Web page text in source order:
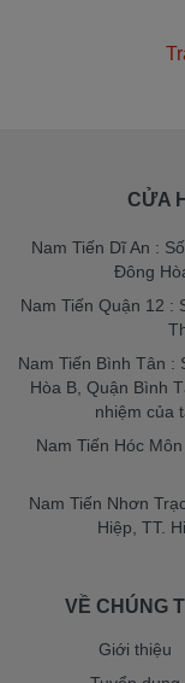
CỬA
Nam Tiến Dĩ An :
Đông
Nam Tiến Quận 12 :
Nam Tiến Bình Tân :
Hòa B, Quận Bình
nhiệm của
Nam Tiến Hóc
Nam Tiến Nhơn
Hiệp, TT.
VỀ CHÚNG
Giới thiệu